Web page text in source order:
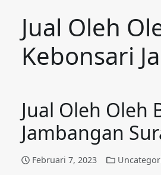
Jual Oleh
Kebonsari
Jual Oleh Oleh
Jambangan
Februari 7, 2023